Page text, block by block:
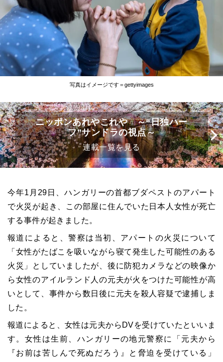
写真はイメージです＝gettyimages
ニッポンあれやこれや ～“日独ハー
フ”サンドラの視点～
連載一覧を見る
今年1月29日、ハンガリーの首都ブダペストのアパート
で火災が起き、この部屋に住んでいた日本人女性が死亡
する事件が起きました。
報道によると、警察は当初、アパートの火災について
「女性がたばこを吸いながら寝て発生した可能性のある
火災」としていましたが、後に防犯カメラなどの映像か
ら女性のアイルランド人の元夫が火をつけた可能性が高
いとして、事件から数日後に元夫を殺人容疑で逮捕しま
した。
報道によると、女性は元夫からDVを受けていたといいま
す。女性は生前、ハンガリーの地元警察に「元夫から
『お前は苦しんで死ぬだろう』と脅迫を受けている」